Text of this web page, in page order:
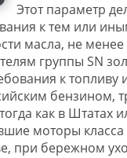
Этот параметр
к тем или
масла, не
группы SN
к
бензином,
как в Штатах
моторы
при бережном